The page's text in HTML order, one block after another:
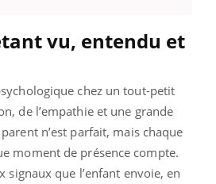
vu, entendu et
chez un tout-petit
de l’empathie et une grande
n’est parfait, mais chaque
moment de présence compte.
signaux que l’enfant envoie, en